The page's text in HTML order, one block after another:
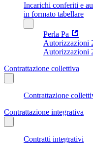
Incarichi conferiti e
in formato tabellare
Perla Pa
Autorizzazioni
Autorizzazioni
Contrattazione collettiva
Contrattazione
Contrattazione integrativa
Contratti integrativi